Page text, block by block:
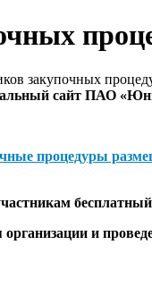
закупочных
сайт ПАО
процедуры
и